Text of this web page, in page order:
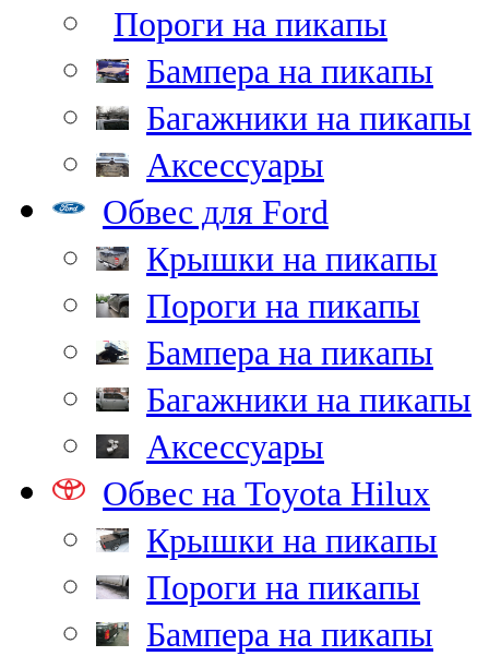
Пороги на пикапы
Бампера на пикапы
Багажники на пикапы
Аксессуары
Обвес для Ford
Крышки на пикапы
Пороги на пикапы
Бампера на пикапы
Багажники на пикапы
Аксессуары
Обвес на Toyota Hilux
Крышки на пикапы
Пороги на пикапы
Бампера на пикапы